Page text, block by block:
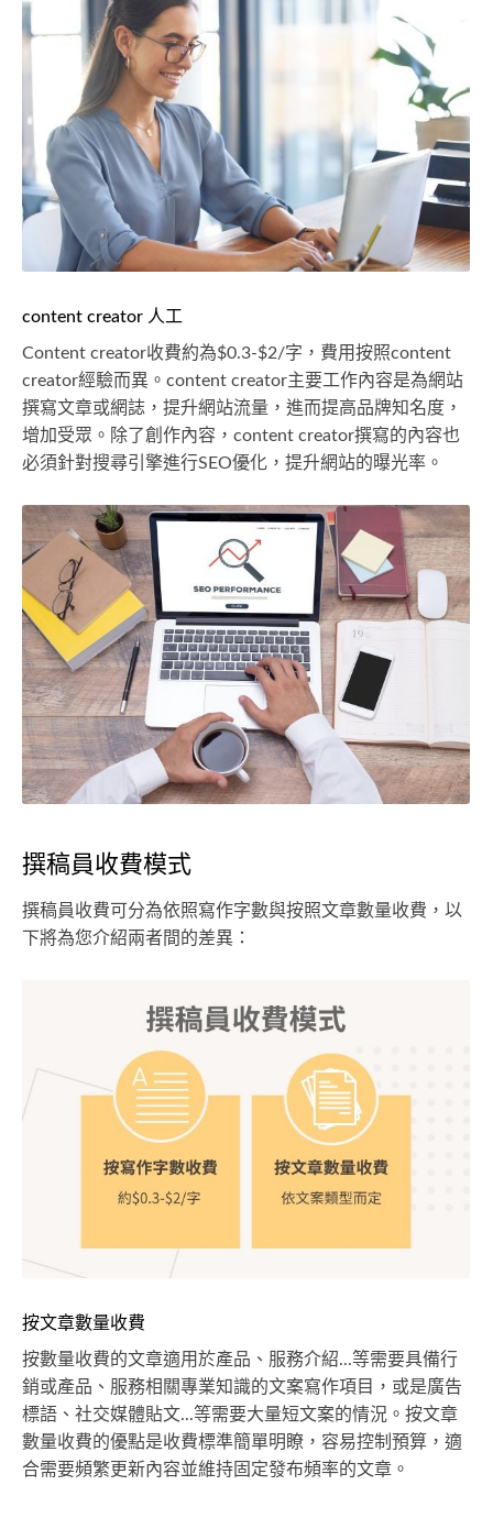
content creator 人工
Content creator收費約為$0.3-$2/字，費用按照content
creator經驗而異。content creator主要工作內容是為網站
撰寫文章或網誌，提升網站流量，進而提高品牌知名度，
增加受眾。除了創作內容，content creator撰寫的內容也
必須針對搜尋引擎進行SEO優化，提升網站的曝光率。
撰稿員收費模式
撰稿員收費可分為依照寫作字數與按照文章數量收費，以
下將為您介紹兩者間的差異：
按文章數量收費
按數量收費的文章適用於產品、服務介紹...等需要具備行
銷或產品、服務相關專業知識的文案寫作項目，或是廣告
標語、社交媒體貼文...等需要大量短文案的情況。按文章
數量收費的優點是收費標準簡單明瞭，容易控制預算，適
合需要頻繁更新內容並維持固定發布頻率的文章。